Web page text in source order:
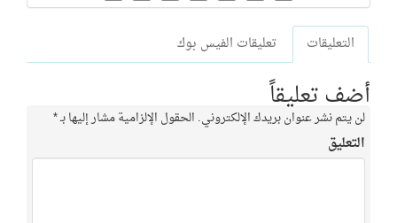
التعليقات تعليقات الفيس بوك
أضف تعليقاً
لن يتم نشر عنوان بريدك الإلكتروني. الحقول الإلزامية مشار إليها بـ*
التعليق